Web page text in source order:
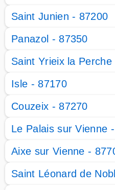
Saint Junien - 87200
Panazol - 87350
Saint Yrieix la Perche
Isle - 87170
Couzeix - 87270
Le Palais sur Vienne
Aixe sur Vienne -
Saint Léonard de